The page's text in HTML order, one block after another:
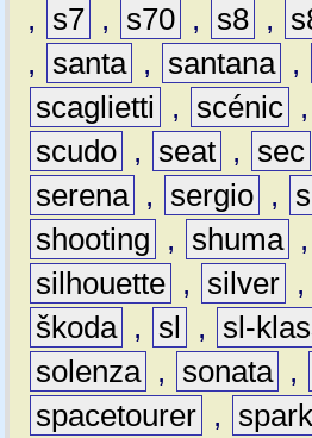
,
s7 , s70 , s8 ,
,
santa , santana ,
scaglietti
, scénic ,
scudo , seat , sec
serena , sergio ,
shooting
, shuma ,
silhouette , silver ,
škoda , sl , sl-
solenza , sonata ,
spacetourer , spark